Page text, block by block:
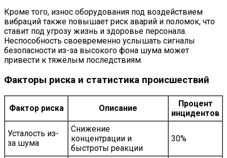
Кроме того, износ оборудования под воздействием
вибраций также повышает риск аварий и поломок, что
ставит под угрозу жизнь и здоровье персонала.
Неспособность своевременно услышать сигналы
безопасности из-за высокого фона шума может
привести к тяжёлым последствиям.
Факторы риска и статистика происшествий
Фактор риска Описание
Процент
инцидентов
Усталость из-
за шума
Снижение
концентрации и
быстроты реакции
30%